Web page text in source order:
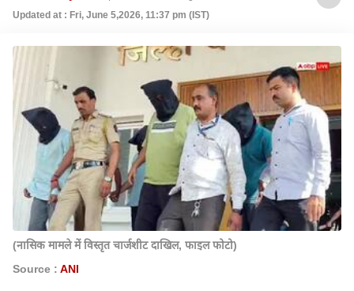
Updated at : Fri, June 5,2026, 11:37 pm (IST)
(नासिक मामले में विस्तृत चार्जशीट दाखिल, फाइल फोटो)
Source : ANI